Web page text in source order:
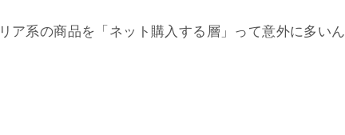
ア系の商品を「ネット購入する層」って意外に多いん